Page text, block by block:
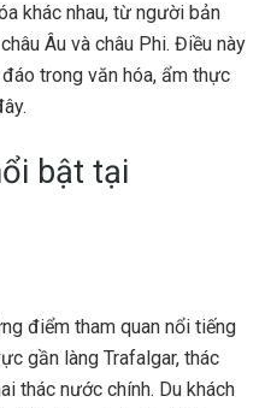
khác nhau, từ người bản
Âu và châu Phi. Điều này
trong văn hóa, ẩm thực
bật tại
điểm tham quan nổi tiếng
gần làng Trafalgar, thác
thác nước chính. Du khách